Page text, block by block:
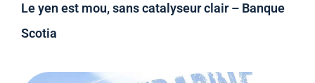
Le yen est mou, sans catalyseur clair – Banque
Scotia